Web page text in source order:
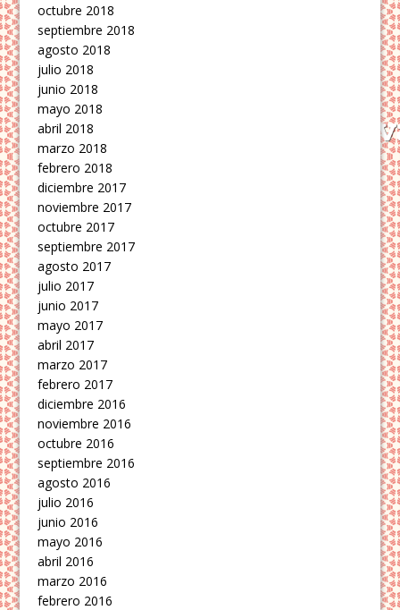
octubre 2018
septiembre 2018
agosto 2018
julio 2018
junio 2018
mayo 2018
abril 2018
marzo 2018
febrero 2018
diciembre 2017
noviembre 2017
octubre 2017
septiembre 2017
agosto 2017
julio 2017
junio 2017
mayo 2017
abril 2017
marzo 2017
febrero 2017
diciembre 2016
noviembre 2016
octubre 2016
septiembre 2016
agosto 2016
julio 2016
junio 2016
mayo 2016
abril 2016
marzo 2016
febrero 2016